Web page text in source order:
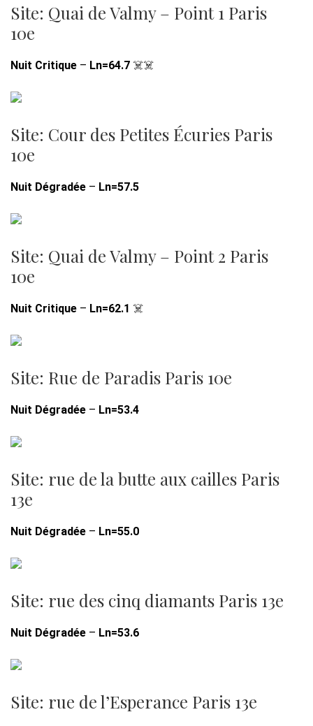
Site: Quai de Valmy – Point 1 Paris
10e
Nuit Critique – Ln=64.7 ☠️☠️
Site: Cour des Petites Écuries Paris
10e
Nuit Dégradée – Ln=57.5
Site: Quai de Valmy – Point 2 Paris
10e
Nuit Critique – Ln=62.1 ☠️
Site: Rue de Paradis Paris 10e
Nuit Dégradée – Ln=53.4
Site: rue de la butte aux cailles Paris
13e
Nuit Dégradée – Ln=55.0
Site: rue des cinq diamants Paris 13e
Nuit Dégradée – Ln=53.6
Site: rue de l’Esperance Paris 13e